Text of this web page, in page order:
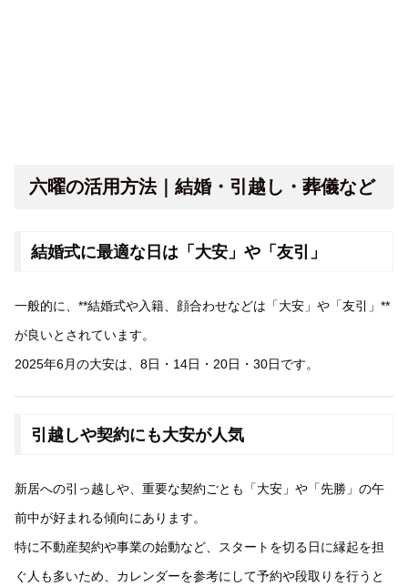
六曜の活用方法｜結婚・引越し・葬儀など
結婚式に最適な日は「大安」や「友引」
一般的に、**結婚式や入籍、顔合わせなどは「大安」や「友引」**
が良いとされています。
2025年6月の大安は、8日・14日・20日・30日です。
引越しや契約にも大安が人気
新居への引っ越しや、重要な契約ごとも「大安」や「先勝」の午
前中が好まれる傾向にあります。
特に不動産契約や事業の始動など、スタートを切る日に縁起を担
ぐ人も多いため、カレンダーを参考にして予約や段取りを行うと